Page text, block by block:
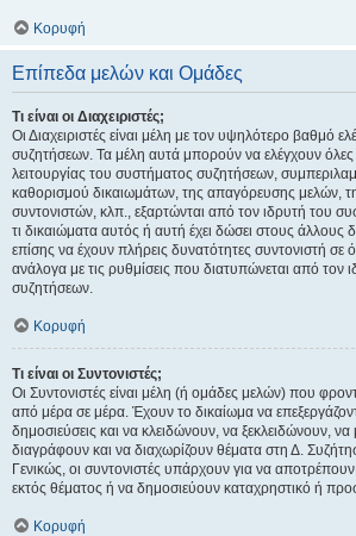
Κορυφή
Επίπεδα μελών και Ομάδες
Τι είναι οι Διαχειριστές;
Οι Διαχειριστές είναι μέλη με τον υψηλότερο βαθμό
συζητήσεων. Τα μέλη αυτά μπορούν να ελέγχουν όλες
λειτουργίας του συστήματος συζητήσεων,
καθορισμού δικαιωμάτων, της απαγόρευσης μελών,
συντονιστών, κλπ., εξαρτώνται από τον ιδρυτή του
τι δικαιώματα αυτός ή αυτή έχει δώσει στους άλλους
επίσης να έχουν πλήρεις δυνατότητες συντονιστή σε
ανάλογα με τις ρυθμίσεις που διατυπώνεται από τον
συζητήσεων.
Κορυφή
Τι είναι οι Συντονιστές;
Οι Συντονιστές είναι μέλη (ή ομάδες μελών) που
από μέρα σε μέρα. Έχουν το δικαίωμα να
δημοσιεύσεις και να κλειδώνουν, να ξεκλειδώνουν, να
διαγράφουν και να διαχωρίζουν θέματα στη Δ.
Γενικώς, οι συντονιστές υπάρχουν για να
εκτός θέματος ή να δημοσιεύουν καταχρηστικό ή
Κορυφή